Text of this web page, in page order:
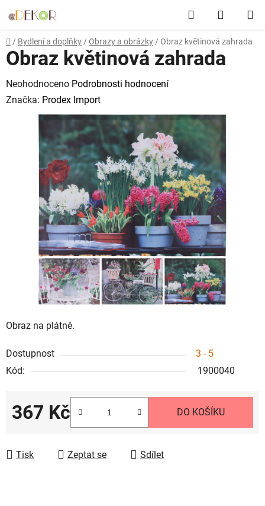
na
obsah
Hledat
KOŠÍK
Domů
/ Bydlení a doplňky / Obrazy a obrázky / Obraz květinová zahrada
Obraz na plátně.
Dostupnost
3 - 5
Kód:
1900040
367 Kč DO KOŠÍKU
Tisk Zeptat se Sdílet
Obraz květinová zahrada
Průměrné
hodnocení
produktu
hvězdiček.
Neohodnoceno Podrobnosti hodnocení
Značka: Prodex Import